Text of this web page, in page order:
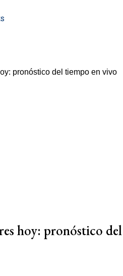
hoy: pronóstico del